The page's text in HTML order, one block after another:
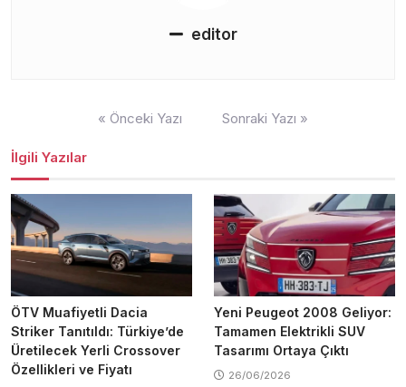
editor
« Önceki Yazı Sonraki Yazı »
İlgili Yazılar
ÖTV Muafiyetli Dacia
Striker Tanıtıldı: Türkiye’de
Üretilecek Yerli Crossover
Özellikleri ve Fiyatı
Yeni Peugeot 2008 Geliyor:
Tamamen Elektrikli SUV
Tasarımı Ortaya Çıktı
26/06/2026